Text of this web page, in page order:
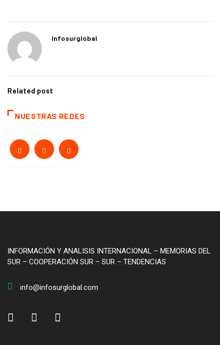
Infosurglobal
Related post
NUESTRAS REDES
INFORMACIÓN Y ANALISIS INTERNACIONAL – MEMORIAS DEL
SUR – COOPERACIÓN SUR – SUR – TENDENCIAS
info@infosurglobal.com